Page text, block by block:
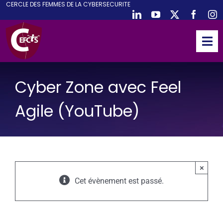
Passer
au
contenu
CERCLE DES FEMMES DE LACYBERSECURITE
ACCUEIL
CEFCYS
EVENEMENTS
PODCAST
NOUS REJOINDRE
Cyber Zone avec Feel
Agile (YouTube)
Cet évènement est passé.
×